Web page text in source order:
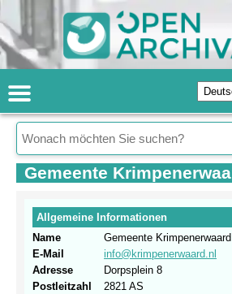
Gemeente
Allgemeine Informationen
Name
Gemeente Krimpenerwaard
E-Mail
info@krimpenerwaard.nl
Adresse
Dorpsplein 8
Postleitzahl
2821 AS